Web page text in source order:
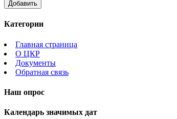
Категории
Главная страница
О ЦКР
Документы
Обратная связь
Наш опрос
Календарь значимых дат